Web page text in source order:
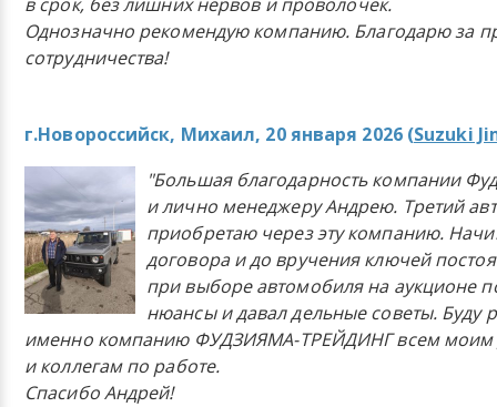
Однозначно рекомендую компанию. Благодарю за
сотрудничества!
г.Новороссийск, Михаил, 20 января 2026 (Suzuki
"Большая благодарность компании
и лично менеджеру Андрею. Третий
приобретаю через эту компанию.
договора и до вручения ключей
при выборе автомобиля на аукционе
нюансы и давал дельные советы. Буду
именно компанию ФУДЗИЯМА-ТРЕЙДИНГ всем моим
и коллегам по работе.
Спасибо Андрей!